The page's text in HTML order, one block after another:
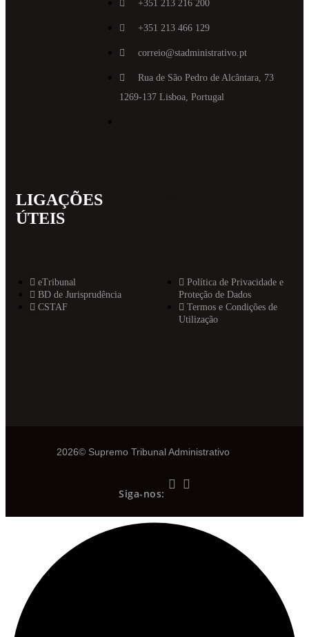
+351 213 216 200
+351 213 466 129
correio@stadministrativo.pt
Rua de São Pedro de Alcântara, 73
1269-137 Lisboa, Portugal
LIGAÇÕES
ÚTEIS
eTribunal
BD de Jurisprudência
CSTAF
Política de Privacidade e
Proteção de Dados
Termos e Condições de
Utilização
2026© Supremo Tribunal Administrativo
Siga-nos: